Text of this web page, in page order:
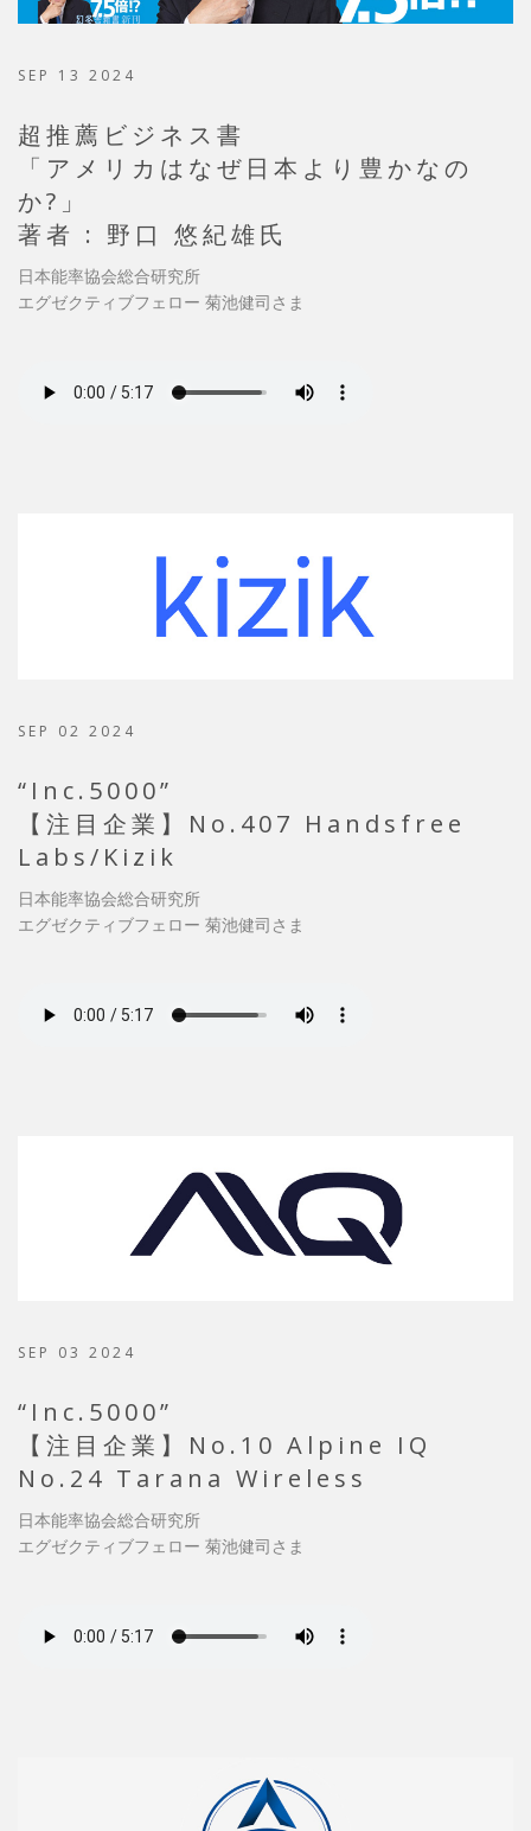
SEP 13 2024
超推薦ビジネス書
「アメリカはなぜ日本より豊かなの
か?」
著者 : 野口 悠紀雄氏
日本能率協会総合研究所
エグゼクティブフェロー 菊池健司さま
SEP 02 2024
“Inc.5000”
【注目企業】No.407 Handsfree
Labs/Kizik
日本能率協会総合研究所
エグゼクティブフェロー 菊池健司さま
SEP 03 2024
“Inc.5000”
【注目企業】No.10 Alpine IQ
No.24 Tarana Wireless
日本能率協会総合研究所
エグゼクティブフェロー 菊池健司さま